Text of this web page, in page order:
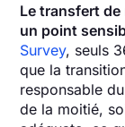
Le transfert
un point
Survey, seuls
que la
responsable
de la moitié,